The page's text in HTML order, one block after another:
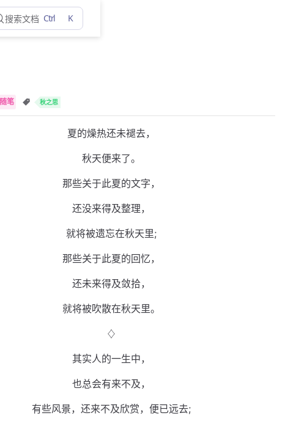
搜索文档 Ctrl K
随笔 秋之思
夏的燥热还未褪去，
秋天便来了。
那些关于此夏的文字，
还没来得及整理，
就将被遗忘在秋天里;
那些关于此夏的回忆，
还未来得及敛拾，
就将被吹散在秋天里。
♢
其实人的一生中，
也总会有来不及，
有些风景，还来不及欣赏，便已远去;